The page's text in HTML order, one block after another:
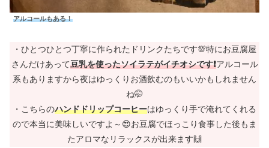
アルコールもある！
・ひとつひとつ丁寧に作られたドリンクたちです💯特にお豆腐屋
さんだけあって豆乳を使ったソイラテがイチオシです❗アルコール
系もありますから夜はゆっくりお酒飲むのもいいかもしれません
ね🤭
・こちらのハンドドリップコーヒーはゆっくり手で淹れてくれる
ので本当に美味しいですよ～😍お豆腐でほっこり食事した後もま
たアロマなリラックスが出来ます🙌